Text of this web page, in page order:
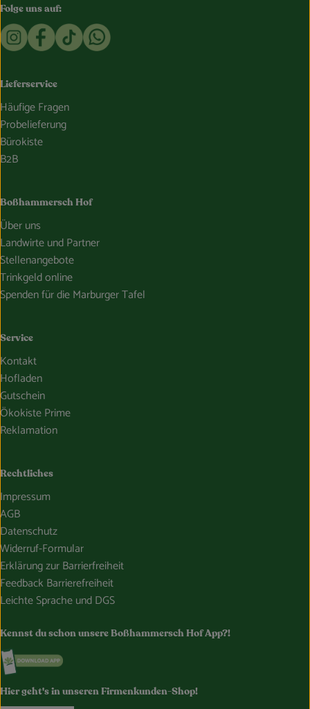
Folge uns auf:
Externer Link zu https://www.instagram.com/
Externer Link zu https://www.facebook.com/
Externer Link zu https://www.tiktok.com/
Externer Link zu https://whatsapp.com/
Lieferservice
Häufige Fragen
Probelieferung
Bürokiste
B2B
Boßhammersch Hof
Über uns
Landwirte und Partner
Stellenangebote
Trinkgeld online
Spenden für die Marburger Tafel
Service
Kontakt
Hofladen
Gutschein
Ökokiste Prime
Reklamation
Rechtliches
Impressum
AGB
Datenschutz
Widerruf-Formular
Erklärung zur Barrierfreiheit
Feedback Barrierefreiheit
Leichte Sprache und DGS
Kennst du schon unsere Boßhammersch Hof App?!
Externer Link zu https://www.bosshammersch-
Hier geht's in unseren Firmenkunden-Shop!